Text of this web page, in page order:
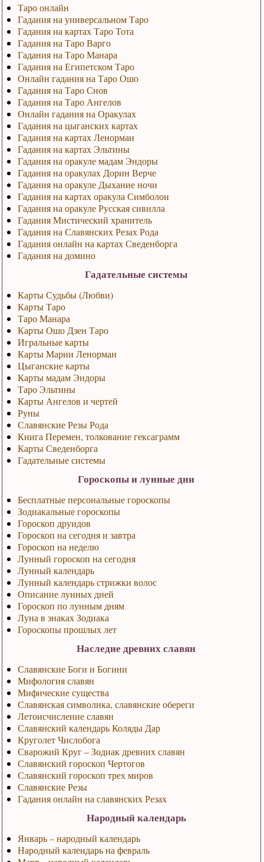
Таро онлайн
Гадания на универсальном Таро
Гадания на картах Таро Тота
Гадания на Таро Варго
Гадания на Таро Манара
Гадания на Египетском Таро
Онлайн гадания на Таро Ошо
Гадания на Таро Снов
Гадания на Таро Ангелов
Онлайн гадания на Оракулах
Гадания на цыганских картах
Гадания на картах Ленорман
Гадания на картах Эльтины
Гадания на оракуле мадам Эндоры
Гадания на оракулах Дорин Верче
Гадания на оракуле Дыхание ночи
Гадания на картах оракула Симболон
Гадания на оракуле Русская сивилла
Гадания Мистический хранитель
Гадания на Славянских Резах Рода
Гадания онлайн на картах Сведенборга
Гадания на домино
Гадательные системы
Карты Судьбы (Любви)
Карты Таро
Таро Манара
Карты Ошо Дзен Таро
Игральные карты
Карты Марии Ленорман
Цыганские карты
Карты мадам Эндоры
Таро Эльтины
Карты Ангелов и чертей
Руны
Славянские Резы Рода
Книга Перемен, толкование гексаграмм
Карты Сведенборга
Гадательные системы
Гороскопы и лунные дни
Бесплатные персональные гороскопы
Зодиакальные гороскопы
Гороскоп друидов
Гороскоп на сегодня и завтра
Гороскоп на неделю
Лунный гороскоп на сегодня
Лунный календарь
Лунный календарь стрижки волос
Описание лунных дней
Гороскоп по лунным дням
Луна в знаках Зодиака
Гороскопы прошлых лет
Наследие древних славян
Славянские Боги и Богини
Мифология славян
Мифические существа
Славянская символика, славянские обереги
Летоисчисление славян
Славянский календарь Коляды Дар
Круголет Числобога
Сварожий Круг – Зодиак древних славян
Славянский гороскоп Чертогов
Славянский гороскоп трех миров
Славянские Резы
Гадания онлайн на славянских Резах
Народный календарь
Январь – народный календарь
Народный календарь на февраль